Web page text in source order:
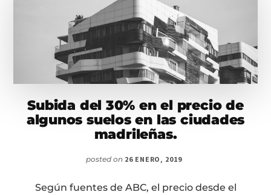
Subida del 30% en el precio de
algunos suelos en las ciudades
madrileñas.
posted on 26 ENERO, 2019
Según fuentes de ABC, el precio desde el